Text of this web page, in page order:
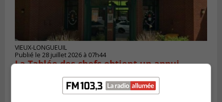
VIEUX-LONGUEUIL
Publié le 28 juillet 2026 à 07h44
La Tablée des chefs obtient un appui